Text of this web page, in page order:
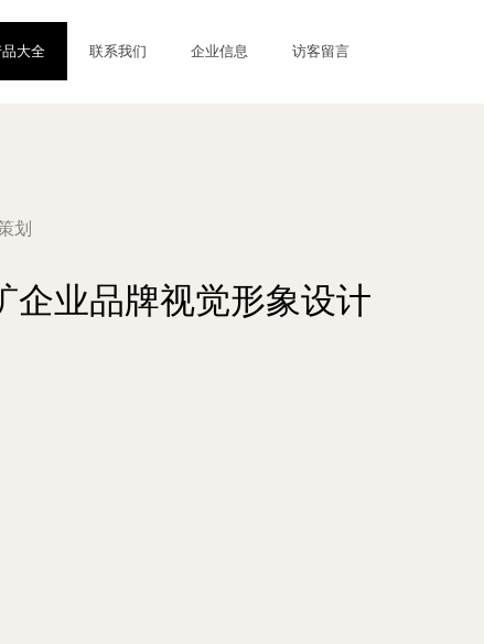
品大全 联系我们 企业信息 访客留言
划
企业品牌视觉形象设计